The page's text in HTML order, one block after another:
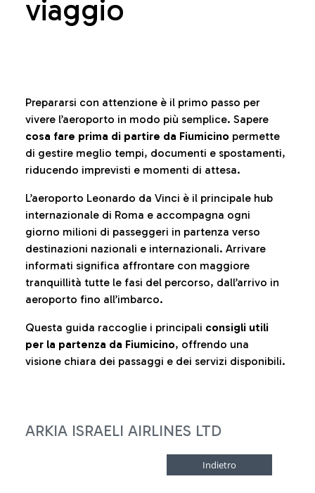
viaggio
Prepararsi con attenzione è il primo passo per
vivere l’aeroporto in modo più semplice. Sapere
cosa fare prima di partire da Fiumicino permette
di gestire meglio tempi, documenti e spostamenti,
riducendo imprevisti e momenti di attesa.
L’aeroporto Leonardo da Vinci è il principale hub
internazionale di Roma e accompagna ogni
giorno milioni di passeggeri in partenza verso
destinazioni nazionali e internazionali. Arrivare
informati significa affrontare con maggiore
tranquillità tutte le fasi del percorso, dall’arrivo in
aeroporto fino all’imbarco.
Questa guida raccoglie i principali consigli utili
per la partenza da Fiumicino, offrendo una
visione chiara dei passaggi e dei servizi disponibili.
ARKIA ISRAELI AIRLINES LTD